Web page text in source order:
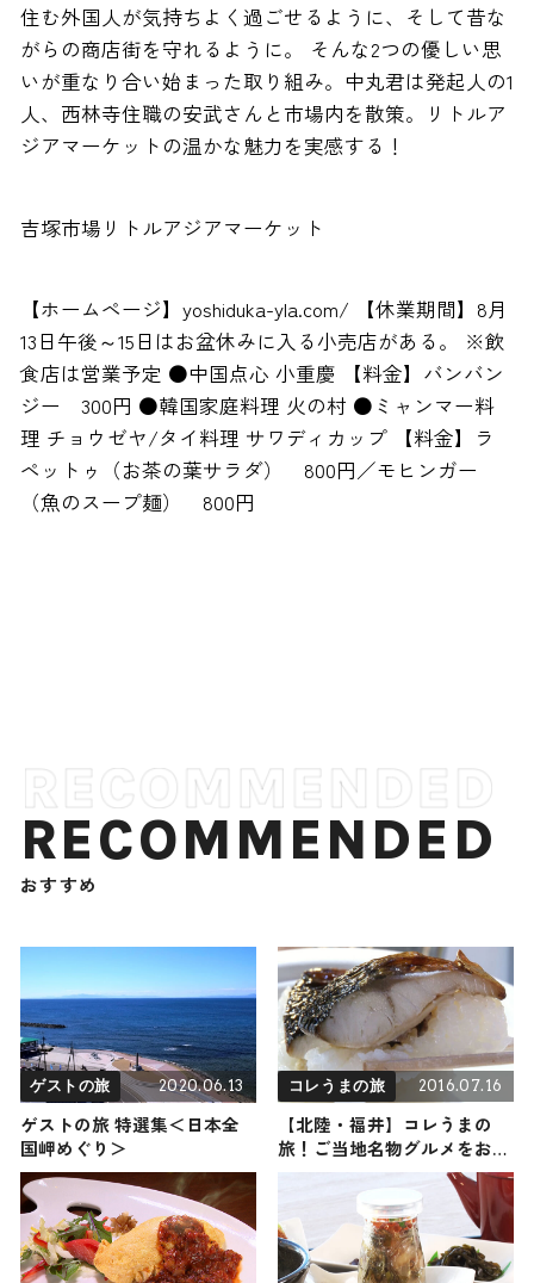
住む外国人が気持ちよく過ごせるように、そして昔な
がらの商店街を守れるように。 そんな2つの優しい思
いが重なり合い始まった取り組み。中丸君は発起人の1
人、西林寺住職の安武さんと市場内を散策。リトルア
ジアマーケットの温かな魅力を実感する！
吉塚市場リトルアジアマーケット
【ホームページ】yoshiduka-yla.com/ 【休業期間】8月
13日午後～15日はお盆休みに入る小売店がある。 ※飲
食店は営業予定 ●中国点心 小重慶
【料金】バンバン
ジー 300円 ●韓国家庭料理 火の村 ●ミャンマー料
理 チョウゼヤ/タイ料理 サワディカップ【料金】ラ
ペットゥ（お茶の葉サラダ） 800円／モヒンガー
（魚のスープ麺） 800円
RECOMMENDED
おすすめ
ゲストの旅 2020.06.13
ゲストの旅 特選集＜日本全
国岬めぐり＞
コレうまの旅 2016.07.16
【北陸・福井】コレうまの
旅！ご当地名物グルメをお届
け